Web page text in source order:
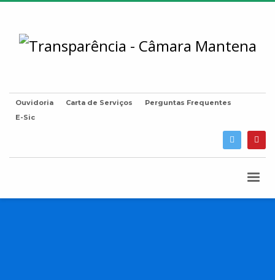
Ouvidoria Carta de Serviços
Perguntas Frequentes
E-Sic